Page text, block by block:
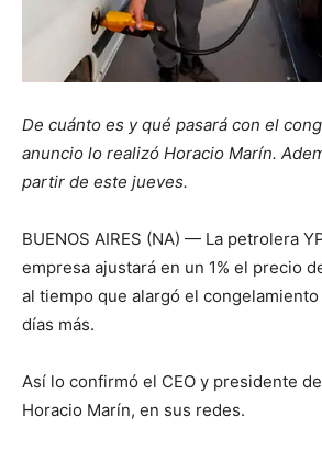
De cuánto es y qué pasará con el
anuncio lo realizó Horacio Marín.
partir de este jueves.
BUENOS AIRES (NA) — La petrolera
empresa ajustará en un 1% el precio
al tiempo que alargó el
días más.
Así lo confirmó el CEO y presidente
Horacio Marín, en sus redes.